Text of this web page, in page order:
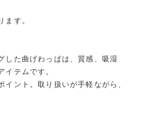
ます。
した曲げわっぱは、質感、吸湿
イテムです。
ント。取り扱いが手軽ながら、